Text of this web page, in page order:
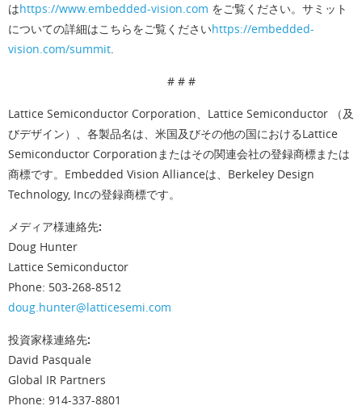
はhttps://www.embedded-vision.com をご覧ください。サミット
についての詳細はこちらをご覧くださいhttps://embedded-
vision.com/summit.
# # #
Lattice Semiconductor Corporation、Lattice Semiconductor （及
びデザイン）、各製品名は、米国及びその他の国におけるLattice
Semiconductor Corporationまたはその関連会社の登録商標または
商標です。Embedded Vision Allianceは、Berkeley Design
Technology, Incの登録商標です。
メディア様連絡先:
Doug Hunter
Lattice Semiconductor
Phone: 503-268-8512
doug.hunter@latticesemi.com
投資家様連絡先:
David Pasquale
Global IR Partners
Phone: 914-337-8801